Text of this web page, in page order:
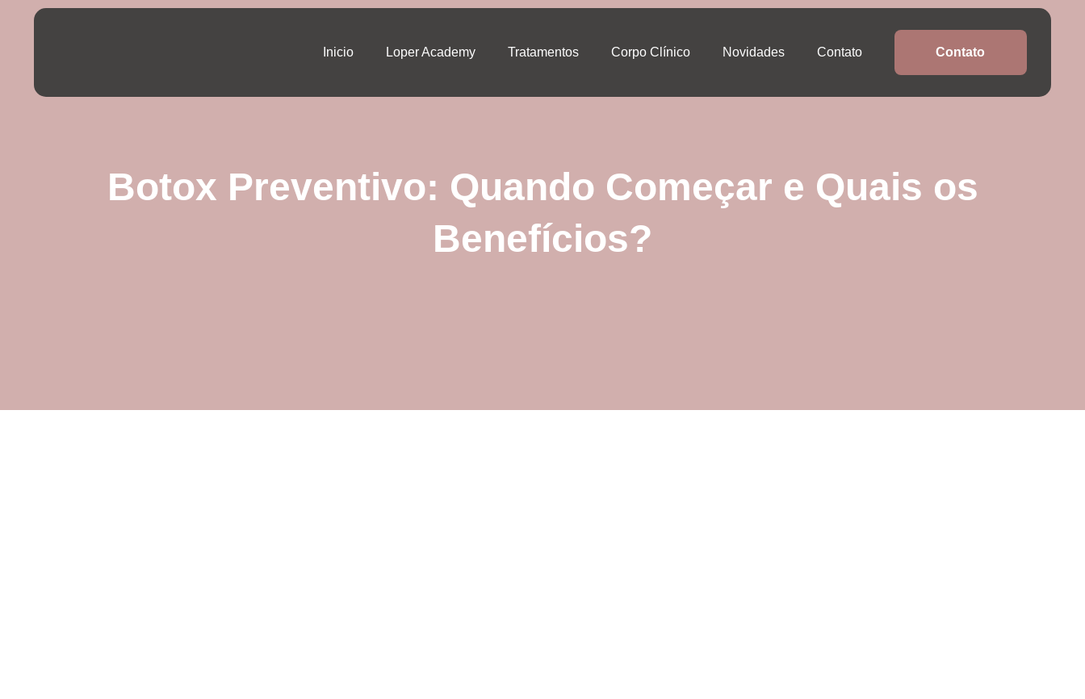
Inicio Loper Academy Tratamentos Corpo Clínico Novidades Contato Contato
Botox Preventivo: Quando Começar e Quais os
Benefícios?